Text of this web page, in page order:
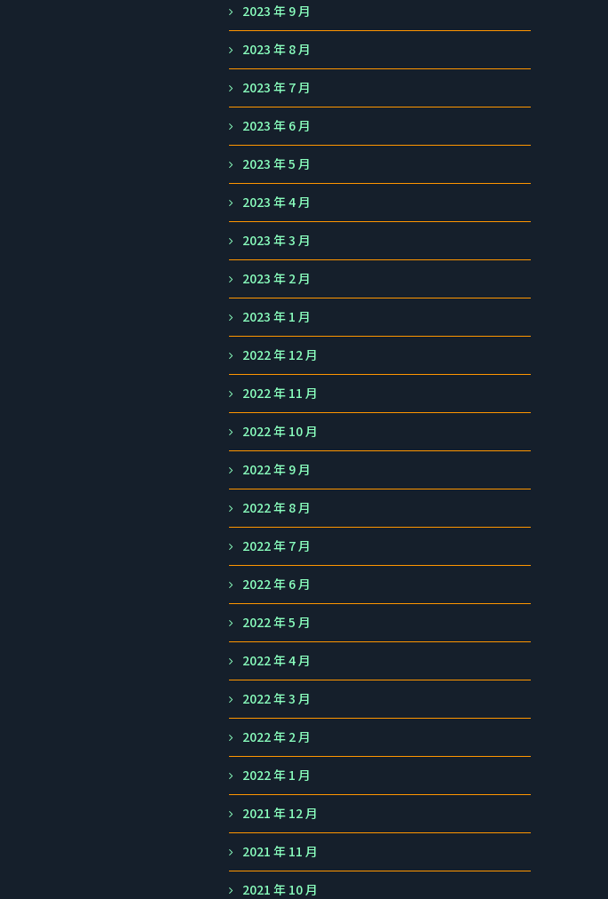
2023 年 9 月
2023 年 8 月
2023 年 7 月
2023 年 6 月
2023 年 5 月
2023 年 4 月
2023 年 3 月
2023 年 2 月
2023 年 1 月
2022 年 12 月
2022 年 11 月
2022 年 10 月
2022 年 9 月
2022 年 8 月
2022 年 7 月
2022 年 6 月
2022 年 5 月
2022 年 4 月
2022 年 3 月
2022 年 2 月
2022 年 1 月
2021 年 12 月
2021 年 11 月
2021 年 10 月